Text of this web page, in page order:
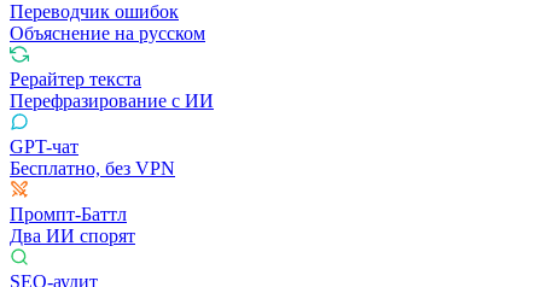
Переводчик ошибок
Объяснение на русском
Рерайтер текста
Перефразирование с ИИ
GPT-чат
Бесплатно, без VPN
Промпт-Баттл
Два ИИ спорят
SEO-аудит